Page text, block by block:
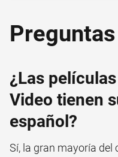
¿Las
Video tienen
español?
Sí, la gran mayoría del